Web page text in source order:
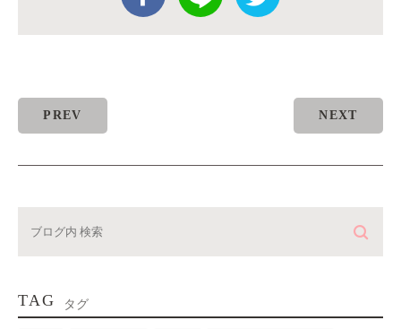
PREV NEXT
TAG タグ